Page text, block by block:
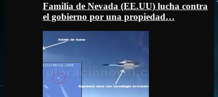
Familia de Nevada (EE.UU) lucha contra
el gobierno por una propiedad…